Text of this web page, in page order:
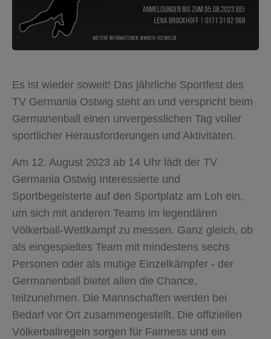
Es ist wieder soweit! Das jährliche Sportfest des
TV Germania Ostwig steht an und verspricht beim
Germanenball einen unvergesslichen Tag voller
sportlicher Herausforderungen und Aktivitäten.
Am 12. August 2023 ab 14 Uhr lädt der TV
Germania Ostwig Interessierte und
Sportbegeisterte auf den Sportplatz am Loh ein,
um sich mit anderen Teams im legendären
Völkerball-Wettkampf zu messen. Ganz gleich, ob
als eingespieltes Team mit mindestens sechs
Personen oder als mutige Einzelkämpfer - der
Germanenball bietet allen die Chance,
teilzunehmen. Die Mannschaften werden bei
Bedarf vor Ort zusammengestellt. Die offiziellen
Völkerballregeln sorgen für Fairness und ein